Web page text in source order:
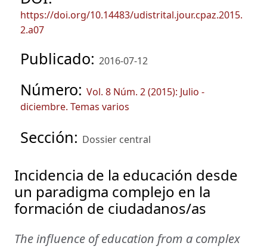
https://doi.org/10.14483/udistrital.jour.cpaz.2015.
2.a07
Publicado: 2016-07-12
Número: Vol. 8 Núm. 2 (2015): Julio -
diciembre. Temas varios
Sección: Dossier central
Incidencia de la educación desde
un paradigma complejo en la
formación de ciudadanos/as
The influence of education from a complex